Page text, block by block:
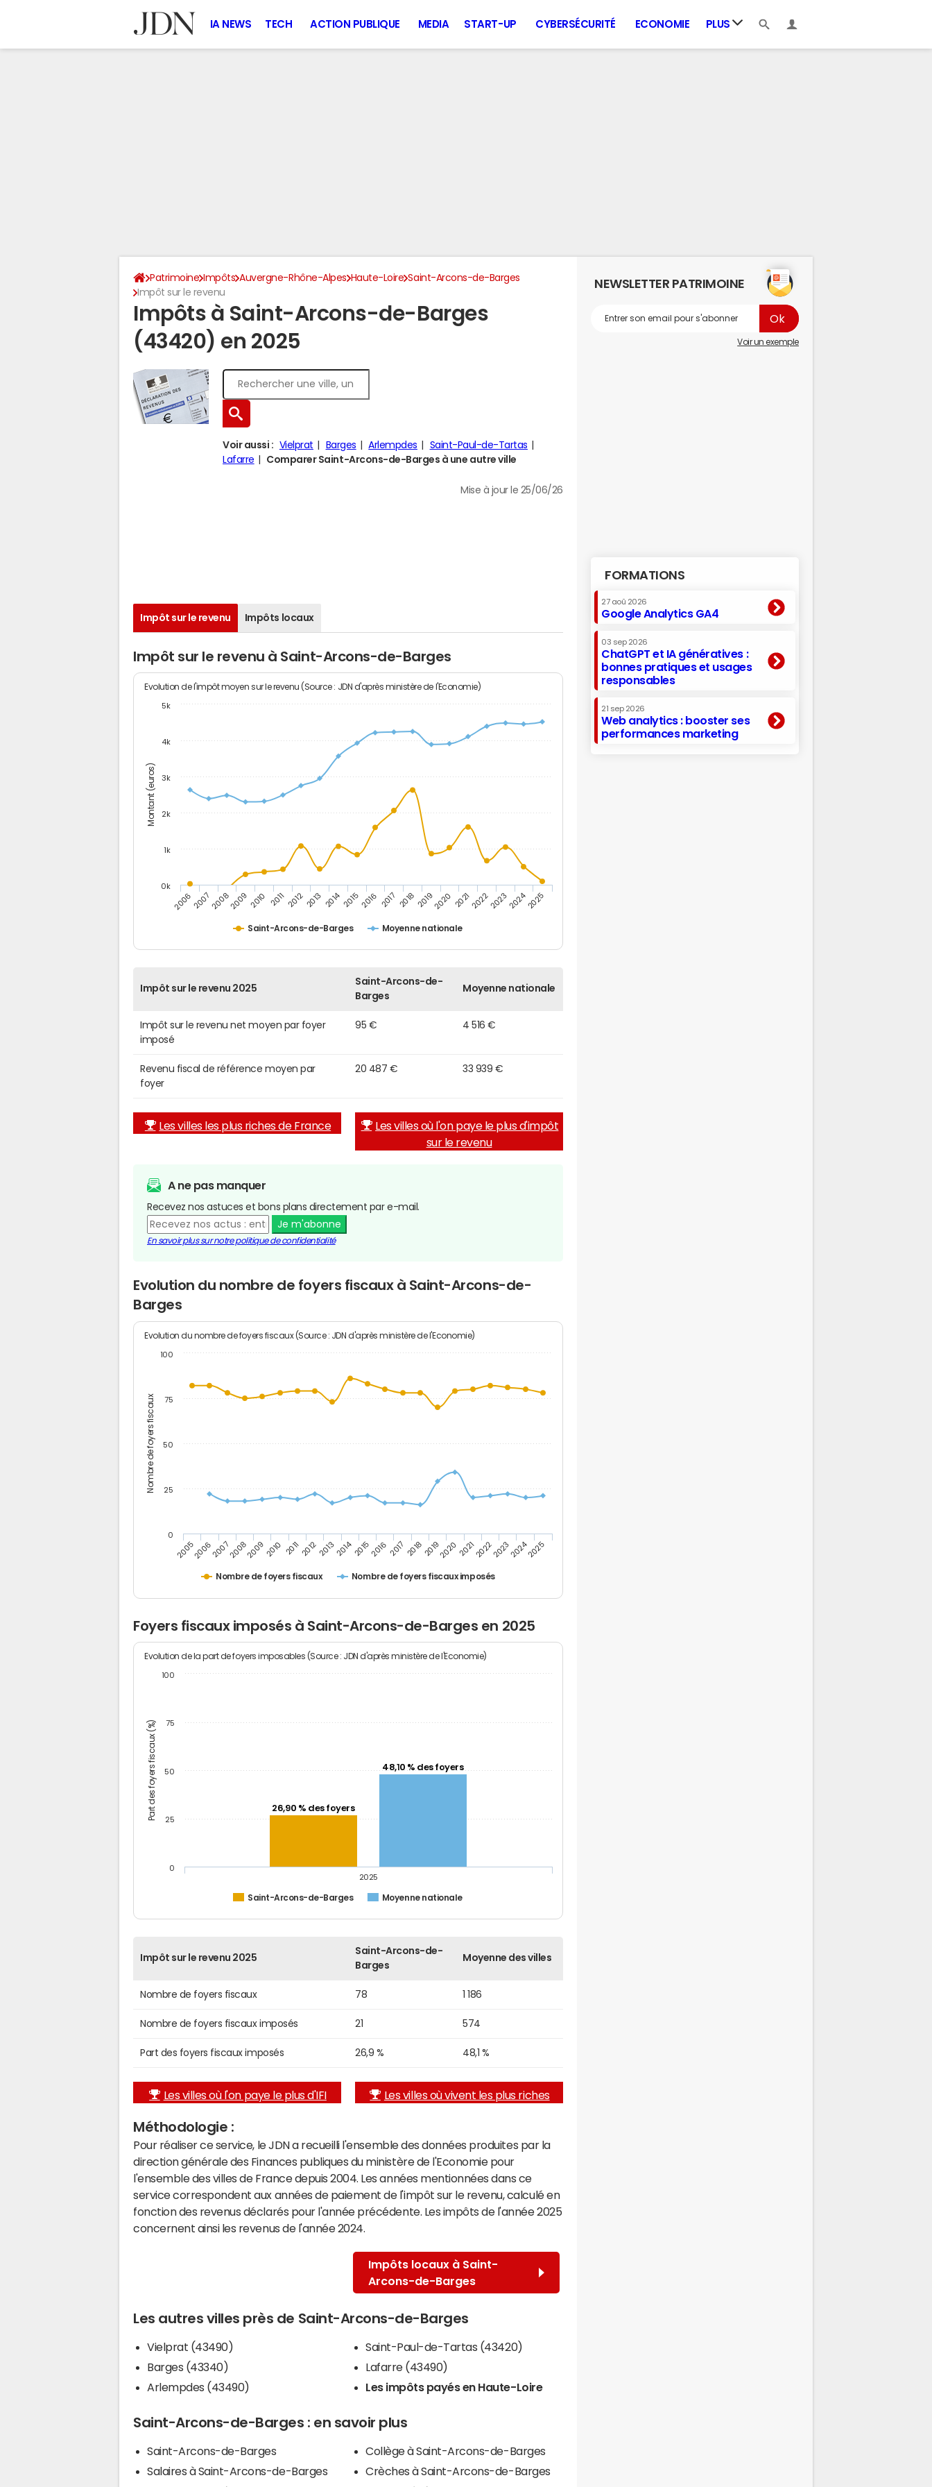
IA NEWS TECH ACTION PUBLIQUE MEDIA START-UP CYBERSÉCURITÉ ECONOMIE PLUS
Patrimoine Impôts Auvergne-Rhône-Alpes Haute-Loire Saint-Arcons-de-Barges
Impôt sur le revenu
Impôts à Saint-Arcons-de-Barges
(43420) en 2025
Voir aussi : Vielprat Barges Arlempdes
Saint-Paul-de-Tartas
Lafarre
Comparer Saint-Arcons-de-Barges à une autre ville
Mise à jour le 25/06/26
Impôt sur le revenu Impôts locaux
Impôt sur le revenu à Saint-Arcons-de-Barges
Montant (euros)
Evolution de l'impôt moyen sur le revenu (Source : JDN d'après ministère de l'Economie)
Saint-Arcons-de-Barges Moyenne nationale
20062007200820092010 2011 20122013 201420152016 2017 201820192020 20212022202320242025
0k
1k
2k
3k
4k
5k
Impôt sur le revenu 2025
Saint-Arcons-de-
Barges
Moyenne nationale
Impôt sur le revenu net moyen par foyer
imposé
95 € 4 516 €
Revenu fiscal de référence moyen par
foyer
20 487 € 33 939 €
Les villes les plus riches de France
Les villes où l'on paye le plus d'impôt
sur le revenu
A ne pas manquer
Recevez nos astuces et bons plans directement par e-mail.
Je m'abonne
En savoir plus sur notre politique de confidentialité
Evolution du nombre de foyers fiscaux à Saint-Arcons-de-
Barges
Nombre de foyers fiscaux
Evolution du nombre de foyers fiscaux (Source : JDN d'après ministère de l'Economie)
Nombre de foyers fiscaux Nombre de foyers fiscaux imposés
200520062007200820092010 201120122013201420152016 2017 20182019202020212022202320242025
0
25
50
75
100
Foyers fiscaux imposés à Saint-Arcons-de-Barges en 2025
Part des foyers fiscaux (%)
Evolution de la part de foyers imposables (Source : JDN d'après ministère de l'Economie)
26,90 % des foyers
48,10 % des foyers
Saint-Arcons-de-Barges Moyenne nationale
2025
0
25
50
75
100
Impôt sur le revenu 2025
Saint-Arcons-de-
Barges
Moyenne des villes
Nombre de foyers fiscaux 78 1 186
Nombre de foyers fiscaux imposés 21 574
Part des foyers fiscaux imposés 26,9 % 48,1 %
Les villes où l'on paye le plus d'IFI Les villes où vivent les plus riches
Méthodologie :
Pour réaliser ce service, le JDN a recueilli l'ensemble des données produites par la
direction générale des Finances publiques du ministère de l'Economie pour
l'ensemble des villes de France depuis 2004. Les années mentionnées dans ce
service correspondent aux années de paiement de l'impôt sur le revenu, calculé en
fonction des revenus déclarés pour l'année précédente. Les impôts de l'année 2025
concernent ainsi les revenus de l'année 2024.
Impôts locaux à Saint-
Arcons-de-Barges
Les autres villes près de Saint-Arcons-de-Barges
Vielprat (43490)
Barges (43340)
Arlempdes (43490)
Saint-Paul-de-Tartas (43420)
Lafarre (43490)
Les impôts payés en Haute-Loire
Saint-Arcons-de-Barges : en savoir plus
Saint-Arcons-de-Barges
Salaires à Saint-Arcons-de-Barges
Collège à Saint-Arcons-de-Barges
Crèches à Saint-Arcons-de-Barges
NEWSLETTER PATRIMOINE
Voir un exemple
FORMATIONS
27 aoû 2026
Google Analytics GA4
03 sep 2026
ChatGPT et IA génératives :
bonnes pratiques et usages
responsables
21 sep 2026
Web analytics : booster ses
performances marketing